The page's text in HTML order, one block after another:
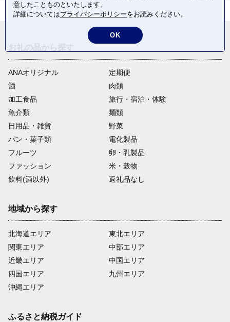
ANAオリジナル
定期便
酒
肉類
加工食品
旅行・宿泊・体験
魚介類
麺類
日用品・雑貨
野菜
パン・菓子類
電化製品
フルーツ
卵・乳製品
ファッション
米・穀物
飲料(酒以外)
返礼品なし
地域から探す
北海道エリア
関東エリア
近畿エリア
四国エリア
沖縄エリア
東北エリア
中部エリア
中国エリア
九州エリア
ふるさと納税ガイド
意したことものといたします。
詳細についてはプライバシーポリシーをお読みください。
OK